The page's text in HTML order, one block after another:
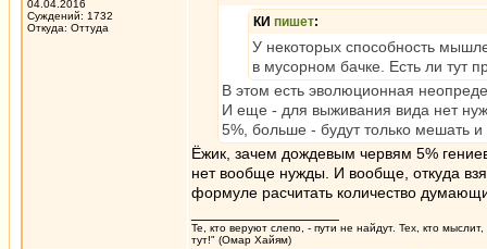
04.04.2016
Суждений: 1732
Откуда: Oттyдa
КИ пишет:
У некоторых способность
в мусорном бачке. Есть ли тут
В этом есть эволюционная
И еще - для выживания вида нет
5%, больше - будут только мешать и
Ёжик, зачем дождевым червям 5%
нет вообще нужды. И вообще, откуда
формуле расчитать количество
Те, кто веруют слепо, - пути не найдут. Тех, кто
тут!" (Омар Хайям)